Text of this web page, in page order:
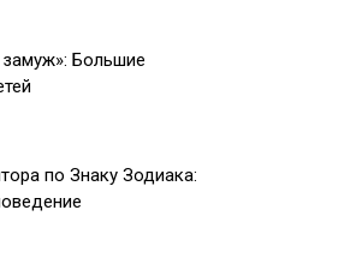
Большие
по Знаку Зодиака: